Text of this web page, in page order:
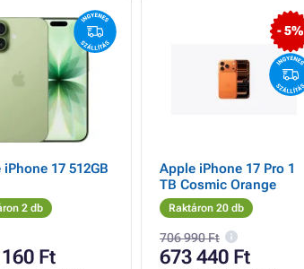
17 512GB
2 db
Ft
- 5%
Apple iPhone 17 Pro 1
TB Cosmic Orange
Raktáron 20 db
706 990 Ft
673 440 Ft